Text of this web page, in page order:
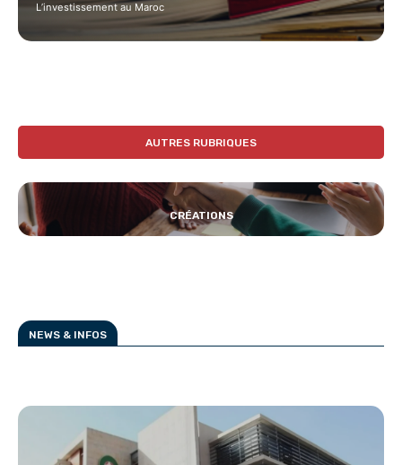
L’investissement au Maroc
AUTRES RUBRIQUES
CRÉATIONS
NEWS & INFOS